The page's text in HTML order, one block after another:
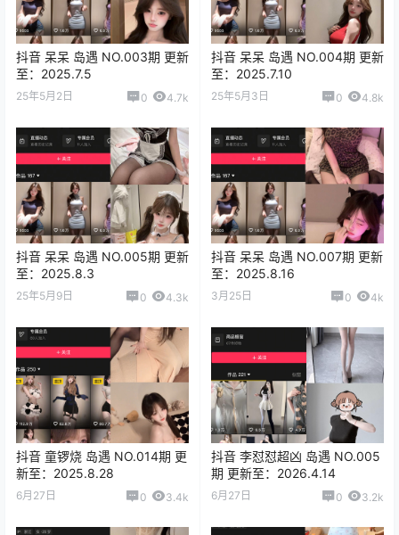
抖音 呆呆 岛遇 NO.003期 更新
至：2025.7.5
25年5月2日 0 4.7k
抖音 呆呆 岛遇 NO.004期 更新
至：2025.7.10
25年5月3日 0 4.8k
抖音 呆呆 岛遇 NO.005期 更新
至：2025.8.3
25年5月9日 0 4.3k
抖音 呆呆 岛遇 NO.007期 更新
至：2025.8.16
3月25日 0 4k
抖音 童锣烧 岛遇 NO.014期 更
新至：2025.8.28
6月27日 0 3.4k
抖音 李怼怼超凶 岛遇 NO.005
期 更新至：2026.4.14
6月27日 0 3.2k